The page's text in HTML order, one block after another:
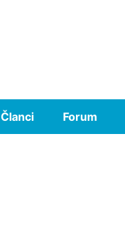
Članci Forum